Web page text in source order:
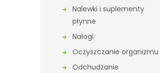
Nalewki i suplementy
płynne
Nałogi
Oczyszczanie organizmu
Odchudzanie